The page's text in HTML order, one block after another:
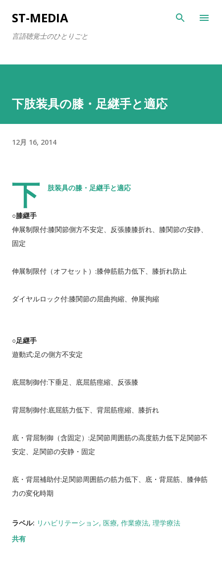
スキップしてメイン コンテンツに移動
ST-MEDIA
言語聴覚士のひとりごと
下肢装具の膝・足継手と適応
12月 16, 2014
下 肢装具の膝・足継手と適応
○膝継手
伸展制限付:膝関節側方不安定、反張膝膝折れ、膝関節の安静、
固定
伸展制限付（オフセット）:膝伸筋筋力低下、膝折れ防止
ダイヤルロック付:膝関節の屈曲拘縮、伸展拘縮
○足継手
遊動式:足の側方不安定
底屈制御付:下垂足、底屈筋痙縮、反張膝
背屈制御付:底屈筋力低下、背屈筋痙縮、膝折れ
底・背屈制御（含固定）:足関節周囲筋の高度筋力低下足関節不
安定、足関節の安静・固定
底・背屈補助付:足関節周囲筋の筋力低下、底・背屈筋、膝伸筋
力の変化時期
ラベル: リハビリテーション 医療 作業療法 理学療法
共有